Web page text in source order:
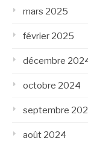
mars 2025
février 2025
décembre
octobre 2024
septembre
août 2024